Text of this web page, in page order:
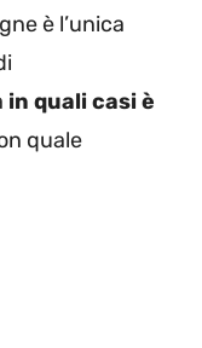
è l’unica
in quali casi è
quale